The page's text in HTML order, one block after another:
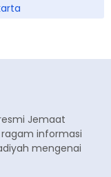
Jemaat
informasi
mengenai